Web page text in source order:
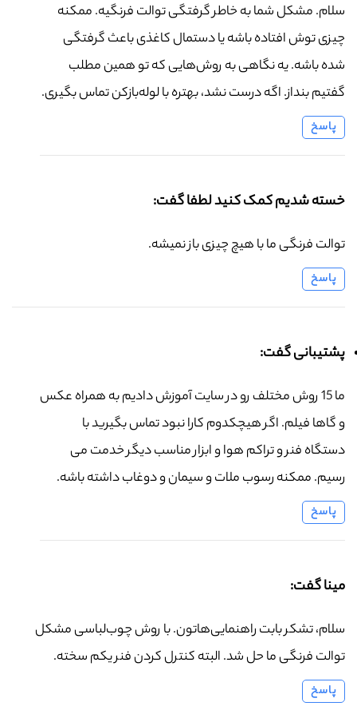
سلام. مشکل شما به خاطر گرفتگی توالت فرنگیه. ممکنه
چیزی توش افتاده باشه یا دستمال کاغذی باعث گرفتگی
شده باشه. یه نگاهی به روش‌هایی که تو همین مطلب
گفتیم بنداز. اگه درست نشد، بهتره با لوله‌بازکن تماس بگیری.
پاسخ
خسته شدیم کمک کنید لطفا گفت:
توالت فرنگی ما با هیچ چیزی باز نمیشه.
پاسخ
پشتیبانی گفت:
ما 15 روش مختلف رو در سایت آموزش دادیم به همراه عکس
و گاها فیلم. اگر هیچکدوم کارا نبود تماس بگیرید با
دستگاه فنر و تراکم هوا و ابزار مناسب دیگر خدمت می
رسیم. ممکنه رسوب ملات و سیمان و دوغاب داشته باشه.
پاسخ
مینا گفت:
سلام، تشکر بابت راهنمایی‌هاتون. با روش چوب‌لباسی مشکل
توالت فرنگی ما حل شد. البته کنترل کردن فنر یکم سخته.
پاسخ